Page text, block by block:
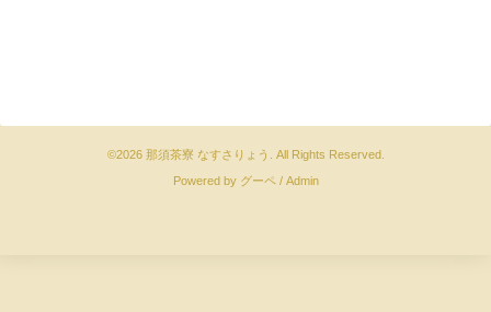
©2026 那須茶寮 なすさりょう
. All Rights Reserved.
Powered by グーペ/ Admin